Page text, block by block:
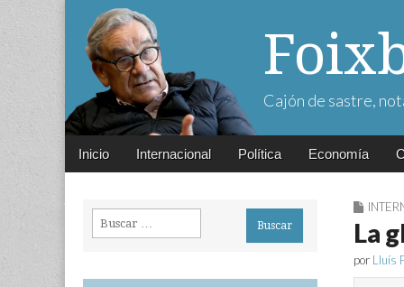
Cajón de sastre,
Main
Skip
Inicio Internacional Política Economía
La
por Lluís
Buscar: